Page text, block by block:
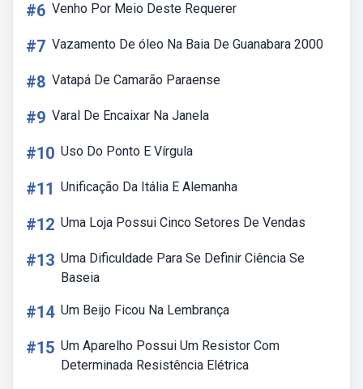
#6 Venho Por Meio Deste Requerer
#7 Vazamento De óleo Na Baia De Guanabara 2000
#8 Vatapá De Camarão Paraense
#9 Varal De Encaixar Na Janela
#10 Uso Do Ponto E Vírgula
#11 Unificação Da Itália E Alemanha
#12 Uma Loja Possui Cinco Setores De Vendas
#13 Uma Dificuldade Para Se Definir Ciência Se
Baseia
#14 Um Beijo Ficou Na Lembrança
#15 Um Aparelho Possui Um Resistor Com
Determinada Resistência Elétrica